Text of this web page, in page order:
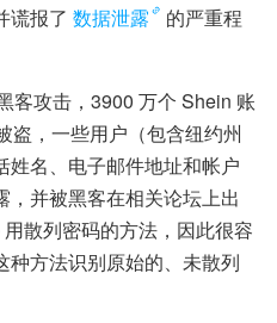
谎报了 数据泄露
的严重程
客攻击，3900 万个 Shein 账
盗，一些用户（包含纽约州
姓名、电子邮件地址和帐户
，并被黑客在相关论坛上出
散列密码的方法，因此很容
种方法识别原始的、未散列